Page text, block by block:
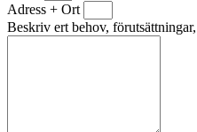
Adress + Ort
Beskriv ert behov,